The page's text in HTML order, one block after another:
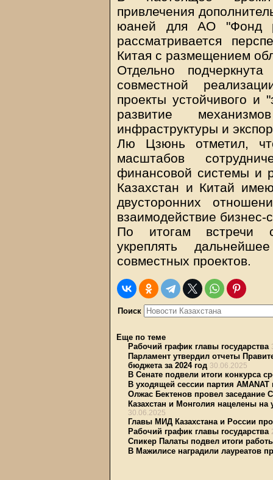
привлечения
юаней для АО "Фонд
рассматривается
Китая с размещением
Отдельно
совместной
проекты устойчивого и
развитие
инфраструктуры и
Лю Цзюнь отметил,
масштабов
финансовой системы и
Казахстан и Китай
двусторонних
взаимодействие бизнес-
По итогам встречи
укреплять
совместных проектов.
Поиск
Еще по теме
Рабочий график главы государства
Парламент утвердил отчеты
бюджета за 2024 год 30.06.2025
В Сенате подвели итоги конкурса
В уходящей сессии партия
Олжас Бектенов провел заседание
Казахстан и Монголия нацелены на
30.06.2025
Главы МИД Казахстана и России
Рабочий график главы государства
Спикер Палаты подвел итоги
В Мажилисе наградили лауреатов